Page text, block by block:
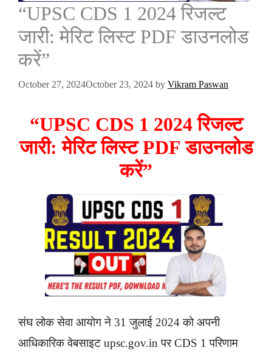
“UPSC CDS 1 2024 रिजल्ट
जारी: मेरिट लिस्ट PDF डाउनलोड
करें”
October 27, 2024October 23, 2024 by Vikram Paswan
“UPSC CDS 1 2024 रिजल्ट
जारी: मेरिट लिस्ट PDF डाउनलोड
करें”
संघ लोक सेवा आयोग ने 31 जुलाई 2024 को अपनी
आधिकारिक वेबसाइट upsc.gov.in पर CDS 1 परिणाम